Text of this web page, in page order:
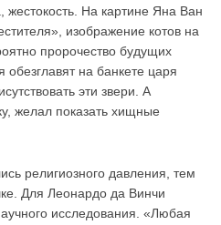
На картине Яна Ван
изображение котов на
пророчество будущих
на банкете царя
эти звери. А
желал показать хищные
религиозного давления, тем
Для Леонардо да Винчи
исследования. «Любая